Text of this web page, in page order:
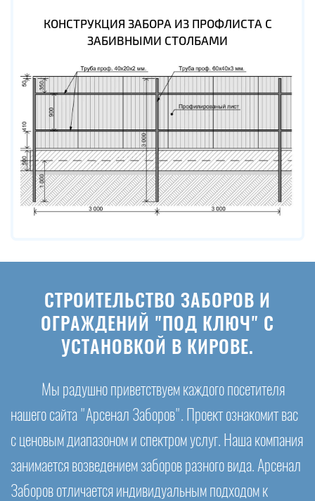
КОНСТРУКЦИЯ ЗАБОРА ИЗ ПРОФЛИСТА С
ЗАБИВНЫМИ СТОЛБАМИ
СТРОИТЕЛЬСТВО ЗАБОРОВ И
ОГРАЖДЕНИЙ "ПОД КЛЮЧ" С
УСТАНОВКОЙ В КИРОВЕ.
Мы радушно приветствуем каждого посетителя
нашего сайта "Арсенал Заборов". Проект ознакомит вас
с ценовым диапазоном и спектром услуг. Наша компания
занимается возведением заборов разного вида. Арсенал
Заборов отличается индивидуальным подходом к